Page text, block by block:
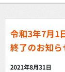
令和3年7月1
終了のお知ら
2021年8月31日